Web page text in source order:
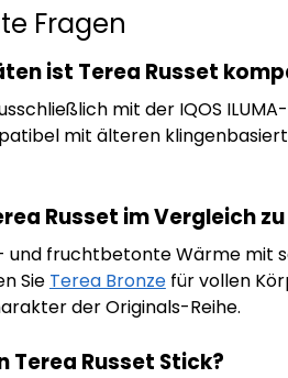
Fragen
ist Terea Russet
mit der IQOS
mit älteren
Russet im Vergleich
und fruchtbetonte Wärme mit
Sie Terea Bronzefür vollen
der Originals-Reihe.
Terea Russet Stick?